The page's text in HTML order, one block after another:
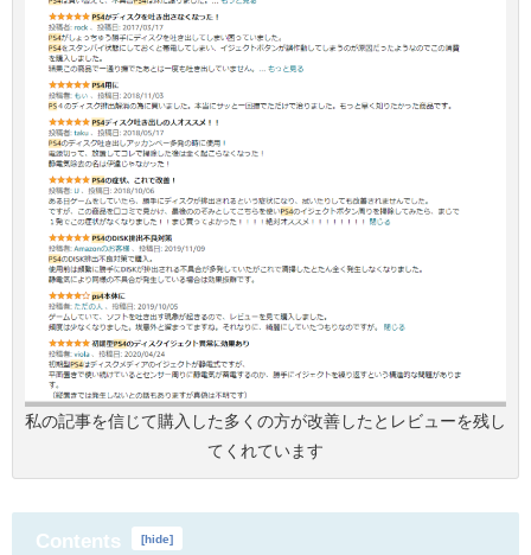
私の記事を信じて購入した多くの方が改善したとレビューを残し
てくれています
Contents [hide]